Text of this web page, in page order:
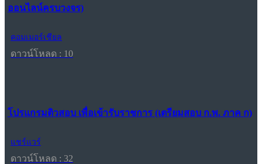
ออนไลน์ครบวงจร)
คอมเมอร์เชียล
ดาวน์โหลด : 10
โปรแกรมติวสอบ เพื่อเข้ารับราชการ (เตรียมสอบ ก.พ. ภาค ก)
แชร์แวร์
ดาวน์โหลด : 32